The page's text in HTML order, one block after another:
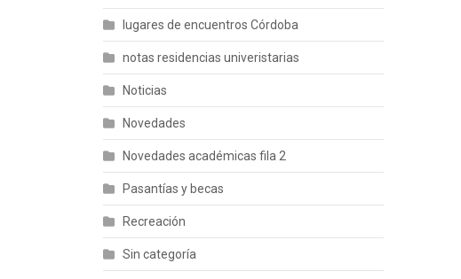
lugares de encuentros Córdoba
notas residencias univeristarias
Noticias
Novedades
Novedades académicas fila 2
Pasantías y becas
Recreación
Sin categoría